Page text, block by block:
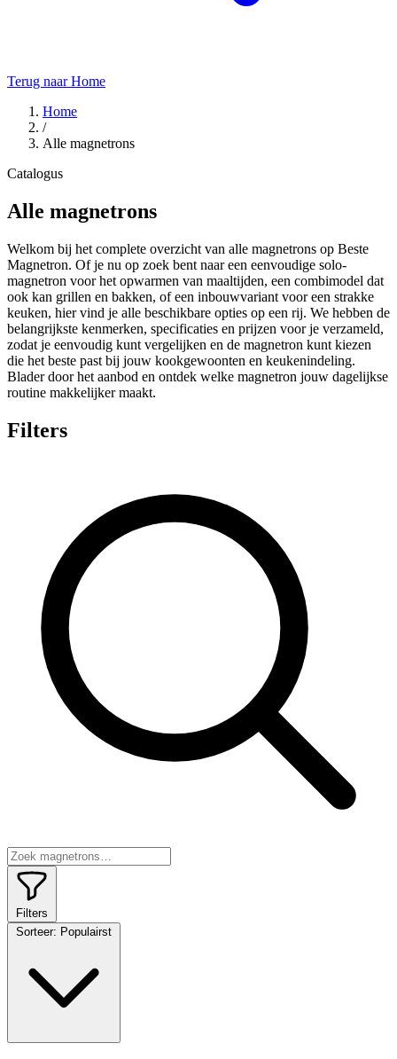
Terug naar Home
Home
/
Alle magnetrons
Catalogus
Alle magnetrons
Welkom bij het complete overzicht van alle magnetrons op Beste
Magnetron. Of je nu op zoek bent naar een eenvoudige solo-
magnetron voor het opwarmen van maaltijden, een combimodel dat
ook kan grillen en bakken, of een inbouwvariant voor een strakke
keuken, hier vind je alle beschikbare opties op een rij. We hebben de
belangrijkste kenmerken, specificaties en prijzen voor je verzameld,
zodat je eenvoudig kunt vergelijken en de magnetron kunt kiezen
die het beste past bij jouw kookgewoonten en keukenindeling.
Blader door het aanbod en ontdek welke magnetron jouw dagelijkse
routine makkelijker maakt.
Filters
Filters
Sorteer: Populairst